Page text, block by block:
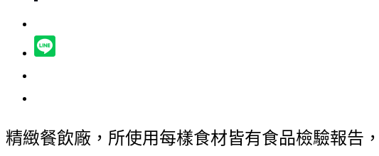
精緻餐飲廠，所使用每樣食材皆有食品檢驗報告